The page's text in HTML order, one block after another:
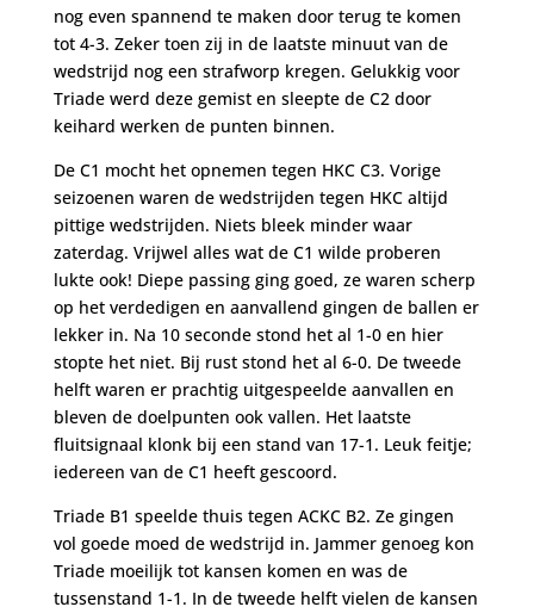
nog even spannend te maken door terug te komen
tot 4-3. Zeker toen zij in de laatste minuut van de
wedstrijd nog een strafworp kregen. Gelukkig voor
Triade werd deze gemist en sleepte de C2 door
keihard werken de punten binnen.
De C1 mocht het opnemen tegen HKC C3. Vorige
seizoenen waren de wedstrijden tegen HKC altijd
pittige wedstrijden. Niets bleek minder waar
zaterdag. Vrijwel alles wat de C1 wilde proberen
lukte ook! Diepe passing ging goed, ze waren scherp
op het verdedigen en aanvallend gingen de ballen er
lekker in. Na 10 seconde stond het al 1-0 en hier
stopte het niet. Bij rust stond het al 6-0. De tweede
helft waren er prachtig uitgespeelde aanvallen en
bleven de doelpunten ook vallen. Het laatste
fluitsignaal klonk bij een stand van 17-1. Leuk feitje;
iedereen van de C1 heeft gescoord.
Triade B1 speelde thuis tegen ACKC B2. Ze gingen
vol goede moed de wedstrijd in. Jammer genoeg kon
Triade moeilijk tot kansen komen en was de
tussenstand 1-1. In de tweede helft vielen de kansen